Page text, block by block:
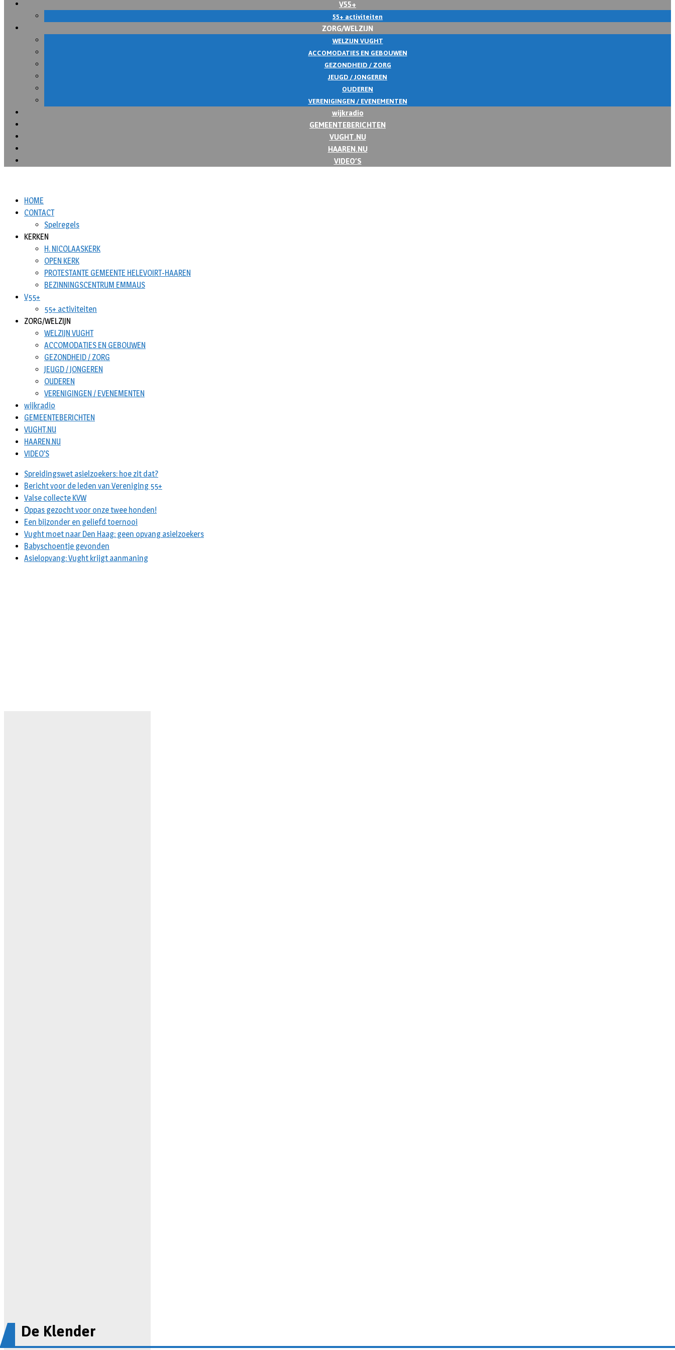
V55+
55+ activiteiten
ZORG/WELZIJN
WELZIJN VUGHT
ACCOMODATIES EN GEBOUWEN
GEZONDHEID / ZORG
JEUGD / JONGEREN
OUDEREN
VERENIGINGEN / EVENEMENTEN
wijkradio
GEMEENTEBERICHTEN
VUGHT.NU
HAAREN.NU
VIDEO’S
HOME
CONTACT
Spelregels
KERKEN
H. NICOLAASKERK
OPEN KERK
PROTESTANTE GEMEENTE HELEVOIRT-HAAREN
BEZINNINGSCENTRUM EMMAUS
V55+
55+ activiteiten
ZORG/WELZIJN
WELZIJN VUGHT
ACCOMODATIES EN GEBOUWEN
GEZONDHEID / ZORG
JEUGD / JONGEREN
OUDEREN
VERENIGINGEN / EVENEMENTEN
wijkradio
GEMEENTEBERICHTEN
VUGHT.NU
HAAREN.NU
VIDEO’S
Spreidingswet asielzoekers: hoe zit dat?
Bericht voor de leden van Vereniging 55+
Valse collecte KVW
Oppas gezocht voor onze twee honden!
Een bijzonder en geliefd toernooi
Vught moet naar Den Haag: geen opvang asielzoekers
Babyschoentje gevonden
Asielopvang: Vught krijgt aanmaning
De Klender